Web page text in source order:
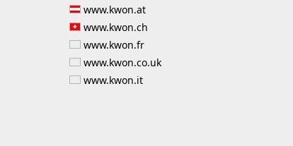
www.kwon.at
www.kwon.ch
www.kwon.fr
www.kwon.co.uk
www.kwon.it